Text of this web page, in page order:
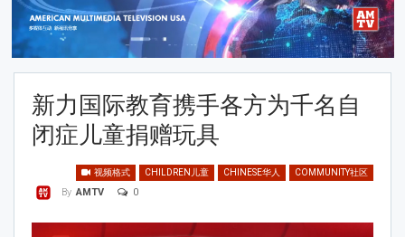
新力国际教育携手各方为千名自
闭症儿童捐赠玩具
视频格式 CHILDREN儿童 CHINESE华人 COMMUNITY社区
By AMTV 0